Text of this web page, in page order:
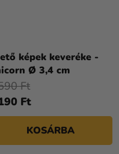
képek keveréke -
Ø 3,4 cm
Ft
Ft
KOSÁRBA